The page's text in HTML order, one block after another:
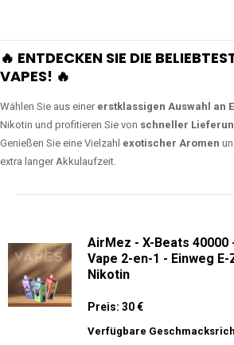
🔥 ENTDECKEN SIE DIE
VAPES! 🔥
Wählen Sie aus einer erstklassigen Auswahl an
Nikotin und profitieren Sie von schneller
Genießen Sie eine Vielzahl exotischer Aromen
extra langer Akkulaufzeit.
AirMez - X-Beats
Vape 2-en-1 - Einweg
Nikotin
Preis: 30 €
Verfügbare